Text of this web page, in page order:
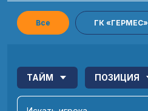
Все ГК «ГЕРМЕС»
ТАЙМ ПОЗИЦИЯ